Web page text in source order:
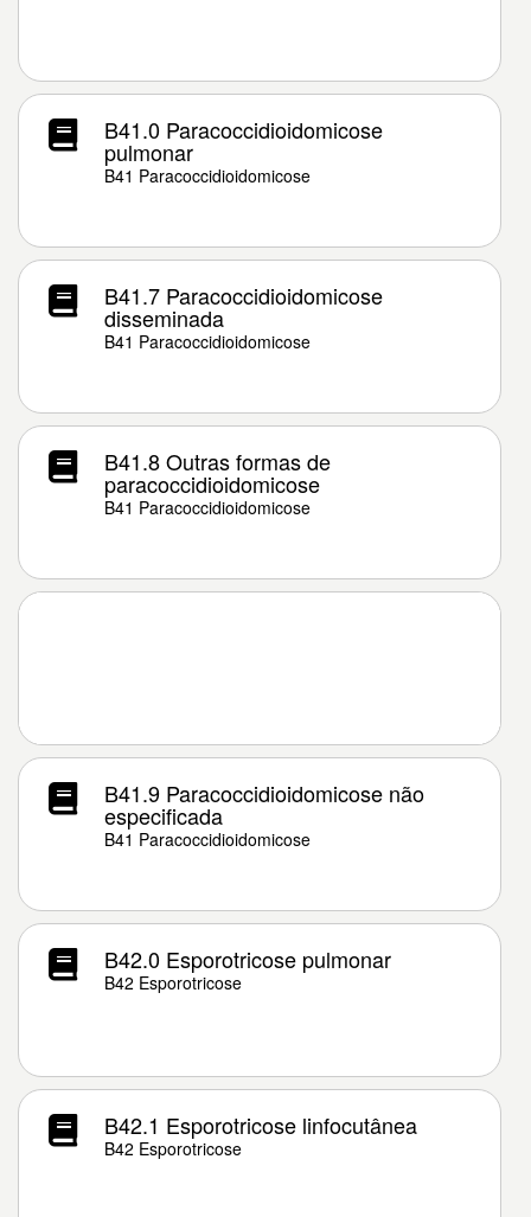
B41.0 Paracoccidioidomicose
pulmonar
B41 Paracoccidioidomicose
B41.7 Paracoccidioidomicose
disseminada
B41 Paracoccidioidomicose
B41.8 Outras formas de
paracoccidioidomicose
B41 Paracoccidioidomicose
B41.9 Paracoccidioidomicose não
especificada
B41 Paracoccidioidomicose
B42.0 Esporotricose pulmonar
B42 Esporotricose
B42.1 Esporotricose linfocutânea
B42 Esporotricose